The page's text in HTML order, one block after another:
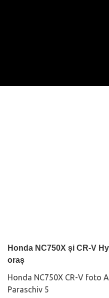
Honda NC750X și CR-V
oraș
Honda NC750X CR-V foto
Paraschiv 5